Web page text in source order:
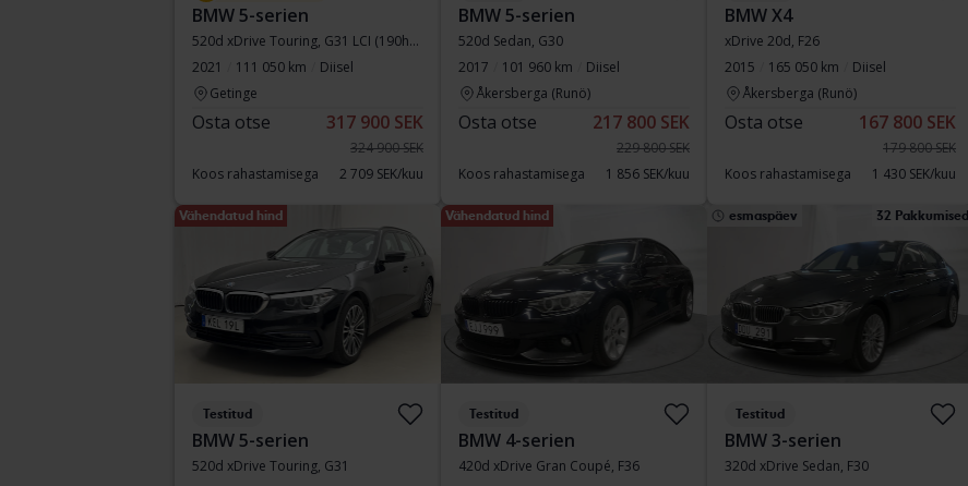
BMW 5-serien
520d xDrive Touring, G31 LCI (190hk+11hk)
2021
111 050 km
Diisel
Getinge
Osta otse 317 900 SEK
324 900 SEK
Koos rahastamisega
2 709 SEK/kuu
BMW 5-serien
520d Sedan, G30
2017
101 960 km
Diisel
Åkersberga (Runö)
Osta otse 217 800 SEK
229 800 SEK
Koos rahastamisega
1 856 SEK/kuu
BMW X4
xDrive 20d, F26
2015
165 050 km
Diisel
Åkersberga (Runö)
Osta otse 167 800 SEK
179 800 SEK
Koos rahastamisega
1 430 SEK/kuu
Vähendatud hind
Testitud
BMW 5-serien
520d xDrive Touring, G31
Vähendatud hind
Testitud
BMW 4-serien
420d xDrive Gran Coupé, F36
esmaspäev 32 Pakkumised
Testitud
BMW 3-serien
320d xDrive Sedan, F30